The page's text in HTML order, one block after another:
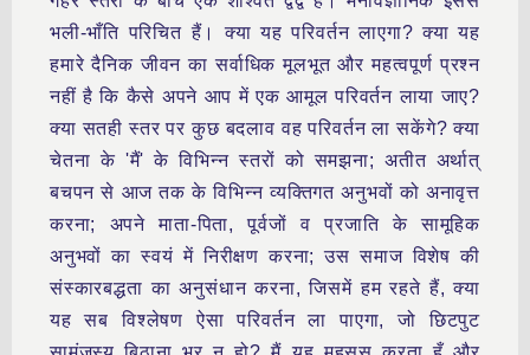
भली-भाँति परिचित हैं। क्या यह परिवर्तन लाएगा? क्या यह
हमारे दैनिक जीवन का सर्वाधिक मूलभूत और महत्वपूर्ण प्रश्न
नहीं है कि कैसे अपने आप में एक आमूल परिवर्तन लाया जाए?
क्या सतही स्तर पर कुछ बदलाव वह परिवर्तन ला सकेंगे? क्या
चेतना के 'मैं' के विभिन्न स्तरों को समझना; अतीत अर्थात्
बचपन से आज तक के विभिन्न व्यक्तिगत अनुभवों को अनावृत्त
करना; अपने माता-पिता, पूर्वजों व प्रजाति के सामूहिक
अनुभवों का स्वयं में निरीक्षण करना; उस समाज विशेष की
संस्कारबद्धता का अनुसंधान करना, जिसमें हम रहते हैं, क्या
यह सब विश्लेषण ऐसा परिवर्तन ला पाएगा, जो छिटपुट